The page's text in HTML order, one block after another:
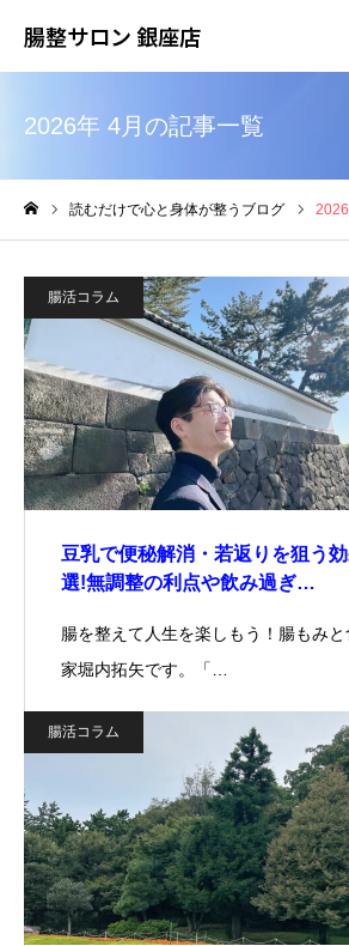
腸整サロン 銀座店
2026年 4月の記事一覧
読むだけで心と身体が整うブログ
腸活コラム
豆乳で便秘解消・若返りを狙う
選!無調整の利点や飲み過ぎ…
腸を整えて人生を楽しもう！腸もみ
家堀内拓矢です。「…
腸活コラム